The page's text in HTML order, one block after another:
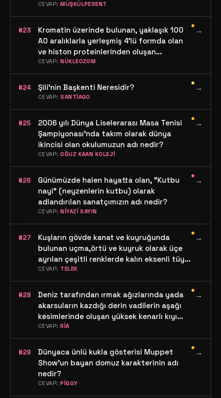
CEVAP:MÜŞKÜLPESENT
#23
Kromatin üzerinde bulunan, yaklaşık 100
A0 aralıklarla yerleşmiş 4'lü formda olan
ve histon proteinlerinden oluşan
nükleoproteinlere ne ad verilir?
CEVAP:NÜKLEOZOM
•→
#24 Şili'nin Başkenti Neresidir?
CEVAP:SANTİAGO
•→
#25
2006 yılı Dünya Liselerarası Masa Tenisi
Şampiyonası'nda takım olarak dünya
ikincisi olan okulumuzun adı nedir?
CEVAP:OĞUZ KAAN KOLEJİ
•→
#26
Günümüzde halen hayatta olan, "Kutbu
nayi" (neyzenlerin kutbu) olarak
adlandırılan sanatçımızın adı nedir?
CEVAP:NİYAZİ SAYIN
•→
#27
Kuşların gövde kanat ve kuyruğunda
bulunan uçma,örtü ve kuyruk olarak üçe
ayrılan çeşitli renklerde kalın eksenli tüye
ne denir?
CEVAP: TELEK
•→
#28
Deniz tarafından ırmak ağızlarında yada
akarsuların kazdığı derin vadilerin aşağı
kesimlerinde oluşan yüksek kenarlı kıyı
biçiminin adı nedir?
CEVAP:RİA
•→
#29
Dünyaca ünlü kukla gösterisi Muppet
Show'un bayan domuz karakterinin adı
nedir?
CEVAP:PİGGY
•→